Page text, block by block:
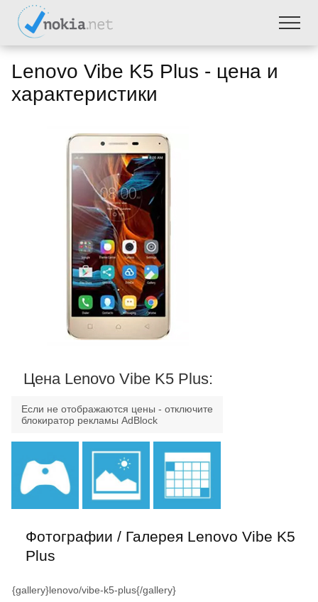
Lenovo Vibe K5 Plus - цена и
характеристики
Цена Lenovo Vibe K5 Plus:
Если не отображаются цены - отключите
блокиратор рекламы AdBlock
Фотографии / Галерея Lenovo Vibe K5
Plus
{gallery}lenovo/vibe-k5-plus{/gallery}